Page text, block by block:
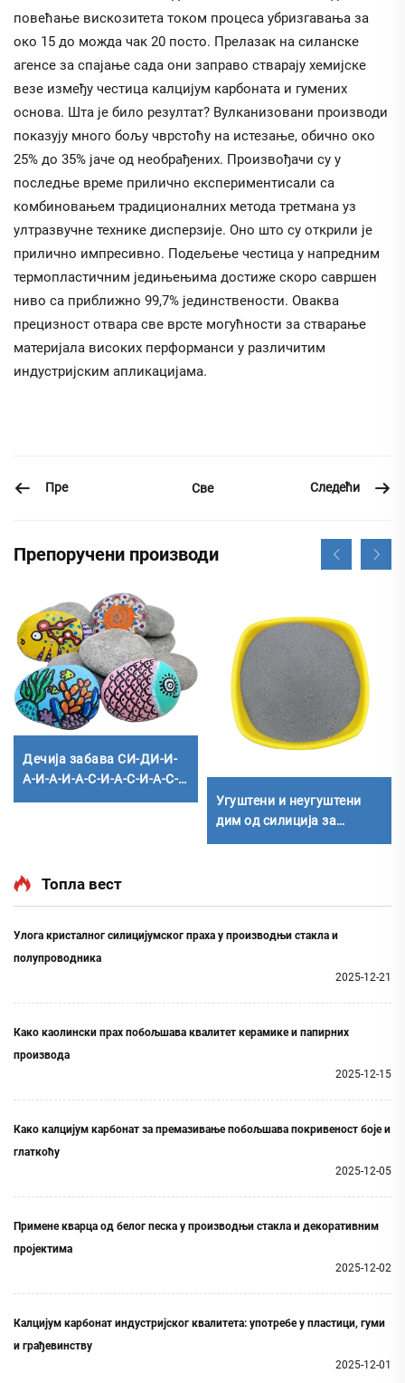
повећање вискозитета током процеса убризгавања за
око 15 до можда чак 20 посто. Прелазак на силанске
агенсе за спајање сада они заправо стварају хемијске
везе између честица калцијум карбоната и гумених
основа. Шта је било резултат? Вулканизовани производи
показују много бољу чврстоћу на истезање, обично око
25% до 35% јаче од необрађених. Произвођачи су у
последње време прилично експериментисали са
комбиновањем традиционалних метода третмана уз
ултразвучне технике дисперзије. Оно што су открили је
прилично импресивно. Подељење честица у напредним
термопластичним једињењима достиже скоро савршен
ниво са приближно 99,7% јединствености. Оваква
прецизност отвара све врсте могућности за стварање
материјала високих перформанси у различитим
индустријским апликацијама.
Пре Све Следећи
Препоручени производи
Дечија забава СИ-ДИ-И-
А-И-А-И-А-С-И-А-С-И-А-С-
Угуштени и неугуштени
дим од силиција за
Топла вест
Улога кристалног силицијумског праха у производњи стакла и
полупроводника
2025-12-21
Како каолински прах побољшава квалитет керамике и папирних
производа
2025-12-15
Како калцијум карбонат за премазивање побољшава покривеност боје и
глаткоћу
2025-12-05
Примене кварца од белог песка у производњи стакла и декоративним
пројектима
2025-12-02
Калцијум карбонат индустријског квалитета: употребе у пластици, гуми
и грађевинству
2025-12-01